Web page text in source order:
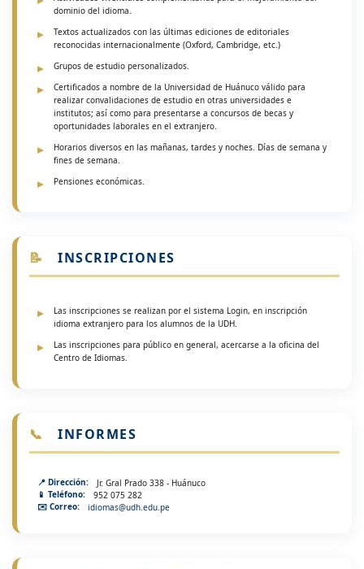
dominio del idioma.
Textos actualizados con las últimas ediciones de editoriales
reconocidas internacionalmente (Oxford, Cambridge, etc.)
Grupos de estudio personalizados.
Certificados a nombre de la Universidad de Huánuco válido para
realizar convalidaciones de estudio en otras universidades e
institutos; así como para presentarse a concursos de becas y
oportunidades laborales en el extranjero.
Horarios diversos en las mañanas, tardes y noches. Días de semana y
fines de semana.
Pensiones económicas.
📝 INSCRIPCIONES
Las inscripciones se realizan por el sistema Login, en inscripción
idioma extranjero para los alumnos de la UDH.
Las inscripciones para público en general, acercarse a la oficina del
Centro de Idiomas.
📞 INFORMES
📍 Dirección:
Jr. Gral Prado 338 - Huánuco
📱 Teléfono:
952 075 282
✉️ Correo:
idiomas@udh.edu.pe